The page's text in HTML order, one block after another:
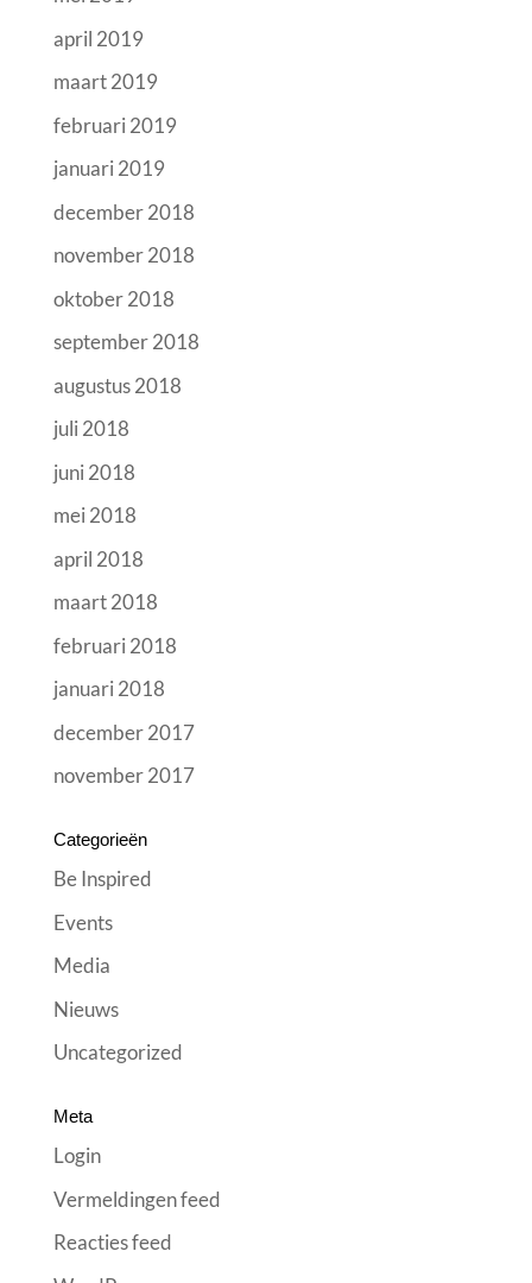
april 2019
maart 2019
februari 2019
januari 2019
december 2018
november 2018
oktober 2018
september 2018
augustus 2018
juli 2018
juni 2018
mei 2018
april 2018
maart 2018
februari 2018
januari 2018
december 2017
november 2017
Categorieën
Be Inspired
Events
Media
Nieuws
Uncategorized
Meta
Login
Vermeldingen feed
Reacties feed